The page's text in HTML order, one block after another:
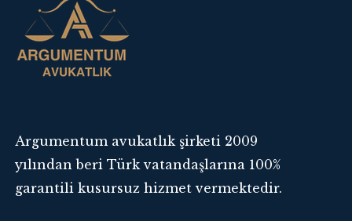
Argumentum avukatlık şirketi 2009
yılından beri Türk vatandaşlarına 100%
garantili kusursuz hizmet vermektedir.